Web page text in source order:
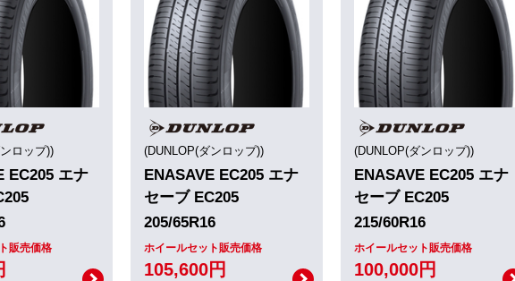
ロップ))
EC205 エナ
販売価格
(DUNLOP(ダンロップ))
ENASAVE EC205 エナ
セーブ EC205
205/65R16
ホイールセット販売価格
105,600円
(DUNLOP(ダンロップ))
ENASAVE EC205 エナ
セーブ EC205
215/60R16
ホイールセット販売価格
100,000円